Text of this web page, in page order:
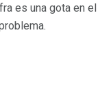
es una gota en el